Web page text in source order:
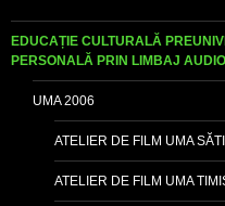
EDUCAȚIE CULTURALĂ
PERSONALĂ PRIN LIMBAJ
UMA 2006
ATELIER DE FILM UMA
ATELIER DE FILM UMA